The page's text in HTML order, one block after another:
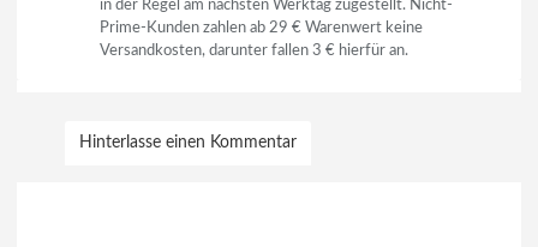
in der Regel am nächsten Werktag zugestellt. Nicht-
Prime-Kunden zahlen ab 29 € Warenwert keine
Versandkosten, darunter fallen 3 € hierfür an.
Hinterlasse einen Kommentar